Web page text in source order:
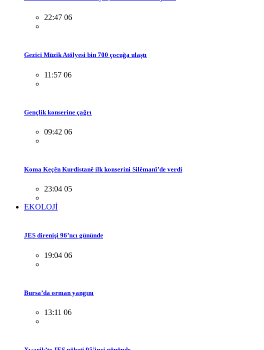
22:47 06
Gezici Müzik Atölyesi bin 700 çocuğa ulaştı
11:57 06
Gençlik konserine çağrı
09:42 06
Koma Keçên Kurdistanê ilk konserini Silêmanî’de verdi
23:04 05
EKOLOJİ
JES direnişi 96’ncı gününde
19:04 06
Bursa’da orman yangını
13:11 06